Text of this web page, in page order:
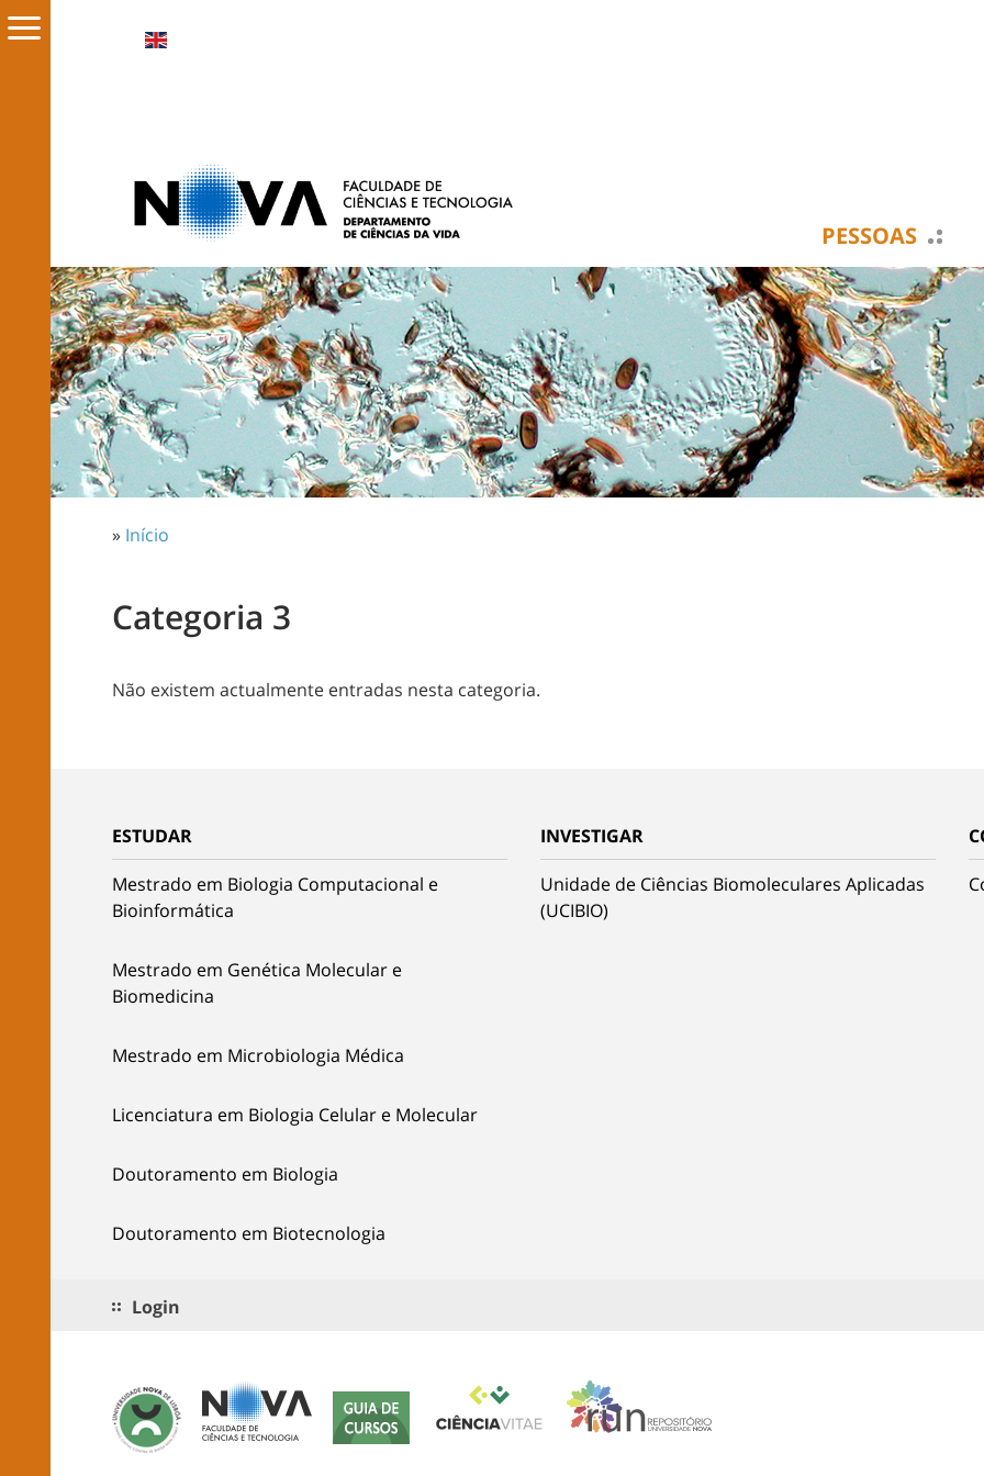
PESSOAS
» Início
Categoria 3
Não existem actualmente entradas nesta categoria.
ESTUDAR
Mestrado em Biologia Computacional e
Bioinformática
Mestrado em Genética Molecular e
Biomedicina
Mestrado em Microbiologia Médica
Licenciatura em Biologia Celular e Molecular
Doutoramento em Biologia
Doutoramento em Biotecnologia
INVESTIGAR
Unidade de Ciências Biomoleculares Aplicadas
(UCIBIO)
Login